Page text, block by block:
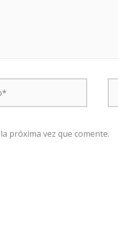
próxima vez que comente.